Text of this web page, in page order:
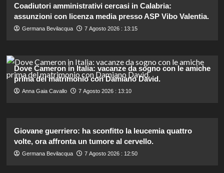
Coadiutori amministrativi cercasi in Calabria:
assunzioni con licenza media presso ASP Vibo Valentia.
Germana Bevilacqua 7 Agosto 2026 : 13:15
Dove Cameron in Italia: vacanze da sogno con le amiche
prima del matrimonio con Damiano David.
Anna Gaia Cavallo 7 Agosto 2026 : 13:10
Giovane guerriero: ha sconfitto la leucemia quattro
volte, ora affronta un tumore al cervello.
Germana Bevilacqua 7 Agosto 2026 : 12:50